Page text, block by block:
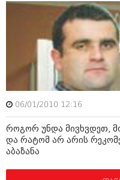
სხვადასხვა
აგვისტო 2018
ივნისი 2018 (244)
აპრილი 2018
მარტი 2018
თებერვალი 2018
იანვარი 2018
არქივი
ნოემბერი 2020 (103)
ოქტომბერი 2020 (209)
სექტემბერი 2020 (204)
აგვისტო 2020 (249)
ივლისი 2020 (204)
ივნისი 2020 (249)
არქივის ზომის ნახვა
06/01/2010 12:16
როგორ უნდა მივხვდეთ,
და რატომ არ არის
აბაზანა